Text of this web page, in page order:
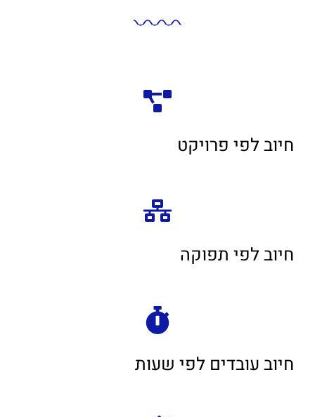
חיוב לפי פרויקט
חיוב לפי תפוקה
חיוב עובדים לפי שעות